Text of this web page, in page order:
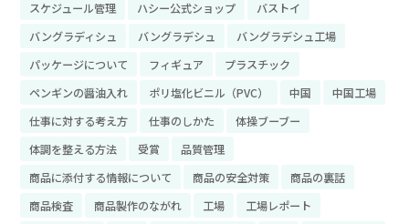
スケジュール管理
ハシー公式ショップ
バストイ
バングラディシュ
バングラデシュ
バングラデシュ工場
パッケージについて
フィギュア
プラスチック
ペンギンの醤油入れ
ポリ塩化ビニル（PVC） 中国
中国工場
仕事に対する考え方
仕事のしかた
体操ブーブー
体調を整える方法
受賞
品質管理
商品に添付する情報について
商品の安全対策
商品の裏話
商品検査
商品製作のながれ 工場
工場レポート